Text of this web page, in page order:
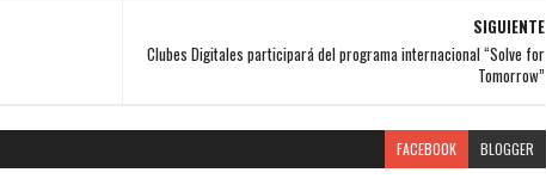
SIGUIENTE
Clubes Digitales participará del programa internacional “Solve for
Tomorrow”
FACEBOOK BLOGGER